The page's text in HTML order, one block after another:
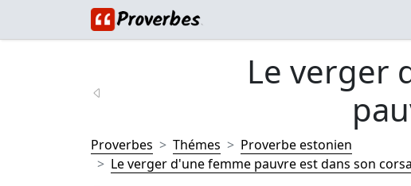
Le verger
Proverbes Thémes
Proverbe estonien
Le verger d'une femme pauvre est dans son